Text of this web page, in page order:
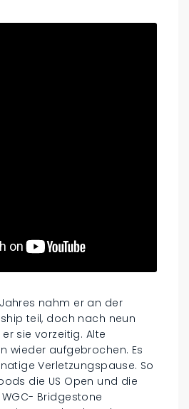
nahm er an der
teil, doch nach neun
sie vorzeitig. Alte
wieder aufgebrochen. Es
Verletzungspause. So
die US Open und die
Bridgestone